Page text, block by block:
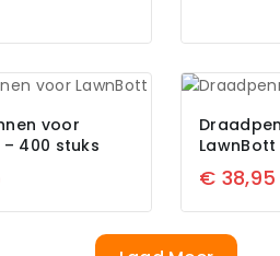
voor
400 stuks
€ 38,95